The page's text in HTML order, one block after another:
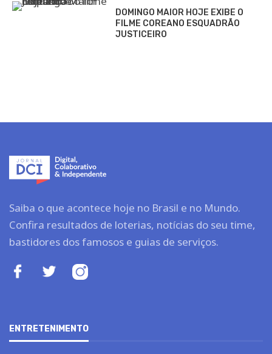
DOMINGO MAIOR HOJE EXIBE O
FILME COREANO ESQUADRÃO
JUSTICEIRO
Saiba o que acontece hoje no Brasil e no Mundo.
Confira resultados de loterias, notícias do seu time,
bastidores dos famosos e guias de serviços.
ENTRETENIMENTO